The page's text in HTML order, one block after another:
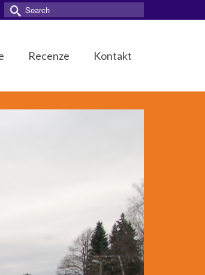
Search
for:
Recenze Kontakt